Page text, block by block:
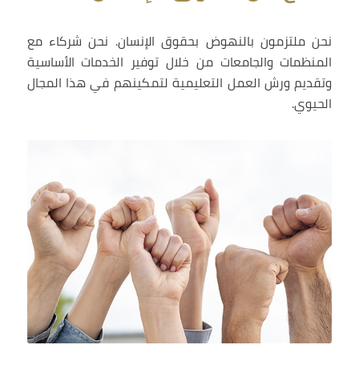
نحن ملتزمون بالنهوض بحقوق الإنسان. نحن شركاء مع
المنظمات والجامعات من خلال توفير الخدمات الأساسية
وتقديم ورش العمل التعليمية لتمكينهم في هذا المجال
الحيوي.